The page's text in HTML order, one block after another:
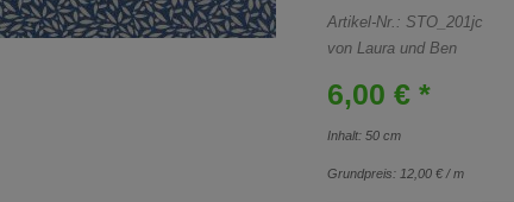
Artikel-Nr.: STO_201jc
von Laura und Ben
6,00 € *
Inhalt: 50 cm
Grundpreis: 12,00 € / m